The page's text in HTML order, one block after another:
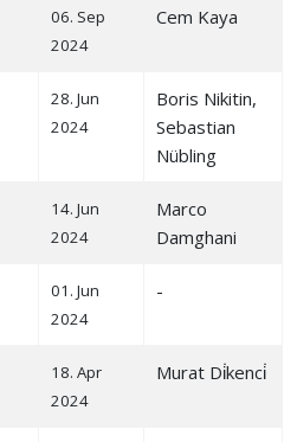
06. Sep
2024
Cem Kaya
28. Jun
2024
Boris Nikitin,
Sebastian
Nübling
14. Jun
2024
Marco
Damghani
01. Jun
2024
-
18. Apr
2024
Murat Di̇kenci̇